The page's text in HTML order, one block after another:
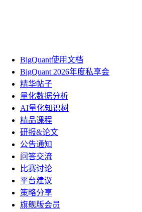
BigQuant使用文档
BigQuant 2026年度私享会
精华帖子
量化数据分析
AI量化知识树
精品课程
研报&论文
公告通知
问答交流
比赛讨论
平台建议
策略分享
旗舰版会员